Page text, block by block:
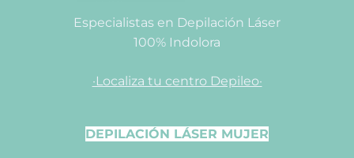
Especialistas en Depilación Láser
100% Indolora
·Localiza tu centro Depileo·
DEPILACIÓN LÁSER MUJER